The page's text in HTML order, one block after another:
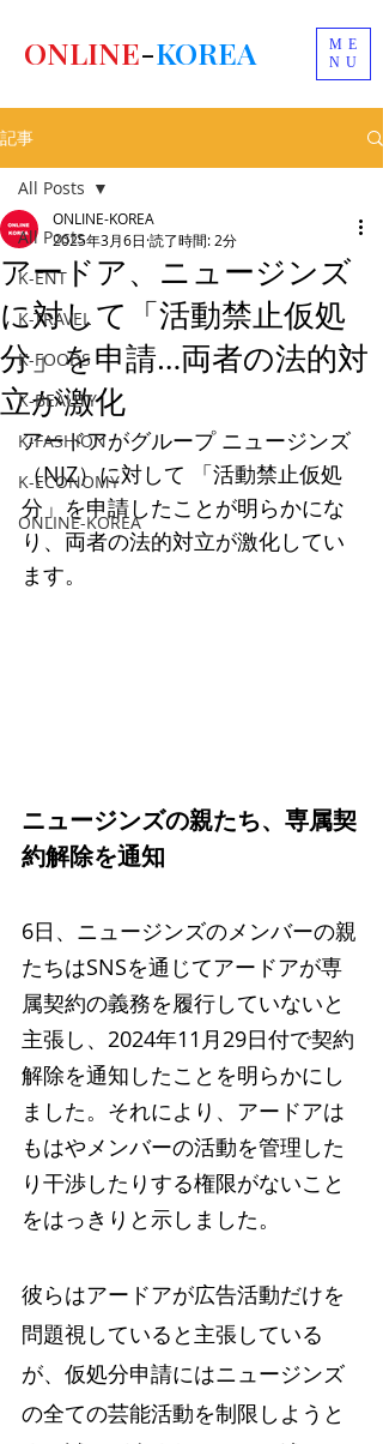
ME
NU
ONLINE-KOREA
記事
All Posts
K-ENT
K-TRAVEL
K-FOODS
K-BEAUTY
K-FASHION
K-ECONOMY
ONLINE-KOREA
All Posts
アードア、ニュージンズ
に対して「活動禁止仮処
分」を申請…両者の法的対
立が激化
ONLINE-KOREA
2025年3月6日 読了時間: 2分
アードアがグループ ニュージンズ
（NJZ）に対して 「活動禁止仮処
分」を申請したことが明らかにな
り、両者の法的対立が激化してい
ます。
ニュージンズの親たち、専属契
約解除を通知
6日、ニュージンズのメンバーの親
たちはSNSを通じてアードアが専
属契約の義務を履行していないと
主張し、2024年11月29日付で契約
解除を通知したことを明らかにし
ました。それにより、アードアは
もはやメンバーの活動を管理した
り干渉したりする権限がないこと
をはっきりと示しました。
彼らはアードアが広告活動だけを
問題視していると主張している
が、仮処分申請にはニュージンズ
の全ての芸能活動を制限しようと